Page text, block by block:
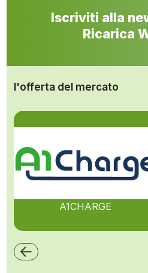
Iscriviti alla
Ricarica
l'offerta del mercato
A1CHARGE